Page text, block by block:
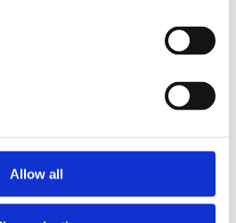
Allow all
erhållit villkorat godkännande